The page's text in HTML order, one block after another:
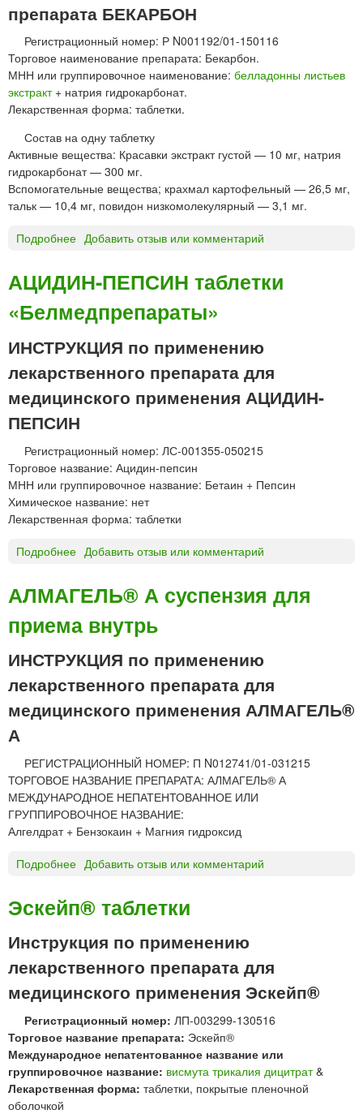
т
ь
"
М
у
р
о
м
с
к
и
а
л
е
т
к
и
В
Е
Р
О
Ф
препарата БЕКАРБОН
Регистрационный номер: Р N001192/01-150116
Торговое наименование препарата: Бекарбон.
МНН или группировочное наименование: белладонны листьев
экстракт+ натрия гидрокарбонат.
Лекарственная форма: таблетки.
Состав на одну таблетку
Активные вещества: Красавки экстракт густой — 10 мг, натрия
гидрокарбонат — 300 мг.
Вспомогательные вещества; крахмал картофельный — 26,5 мг,
тальк — 10,4 мг, повидон низкомолекулярный — 3,1 мг.
Подробнее
Е
К
А
Р
Б
О
Н
т
а
б
е
т
к
и
«
х
м
а
р
п
п
а
р
а
т
Добавить отзыв или комментарий
АЦИДИН-ПЕПСИН таблетки
«Белмедпрепараты»
ИНСТРУКЦИЯ по применению
лекарственного препарата для
медицинского применения АЦИДИН-
ПЕПСИН
Регистрационный номер: ЛС-001355-050215
Торговое название: Ацидин-пепсин
МНН или группировочное название: Бетаин + Пепсин
Химическое название: нет
Лекарственная форма: таблетки
Подробнее
И
Д
И
Н
-
П
Е
П
Н
т
а
б
л
и
Б
л
м
д
п
р
е
п
Добавить отзыв или комментарий
АЛМАГЕЛЬ® А суспензия для
приема внутрь
ИНСТРУКЦИЯ по применению
лекарственного препарата для
медицинского применения АЛМАГЕЛЬ®
А
РЕГИСТРАЦИОННЫЙ НОМЕР: П N012741/01-031215
ТОРГОВОЕ НАЗВАНИЕ ПРЕПАРАТА: АЛМАГЕЛЬ® А
МЕЖДУНАРОДНОЕ НЕПАТЕНТОВАННОЕ ИЛИ
ГРУППИРОВОЧНОЕ НАЗВАНИЕ:
Алгелдрат + Бензокаин + Магния гидроксид
Подробнее
М
Г
Е
Ь
®
А
с
у
с
Добавить отзыв или комментарий
Эскейп® таблетки
Инструкция по применению
лекарственного препарата для
медицинского применения Эскейп®
Регистрационный номер: ЛП-003299-130516
Торговое название препарата: Эскейп®
Международное непатентованное название или
группировочное название: висмута трикалия дицитрат&
Лекарственная форма: таблетки, покрытые пленочной
оболочкой